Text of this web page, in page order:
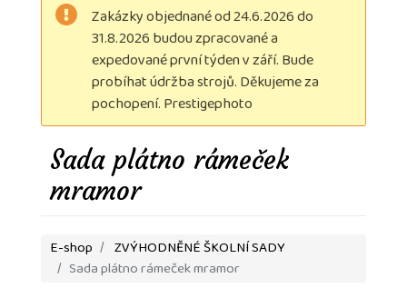
Zakázky objednané od 24.6.2026 do
31.8.2026 budou zpracované a
expedované první týden v září. Bude
probíhat údržba strojů. Děkujeme za
pochopení. Prestigephoto
Sada plátno rámeček
mramor
E-shop ZVÝHODNĚNÉ ŠKOLNÍ SADY
Sada plátno rámeček mramor